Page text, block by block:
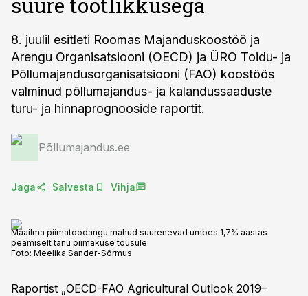
8. juulil esitleti Roomas Majanduskoostöö ja
Arengu Organisatsiooni (OECD) ja ÜRO Toidu- ja
Põllumajandusorganisatsiooni (FAO) koostöös
valminud põllumajandus- ja kalandussaaduste
turu- ja hinnaprognooside raportit.
Põllumajandus.ee
Jaga Salvesta Vihja
Maailma piimatoodangu mahud suurenevad umbes 1,7% aastas
peamiselt tänu piimakuse tõusule.
Foto: Meelika Sander-Sõrmus
Raportist „OECD-FAO Agricultural Outlook 2019–